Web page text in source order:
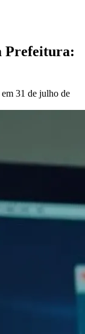
Prefeitura:
31 de julho de